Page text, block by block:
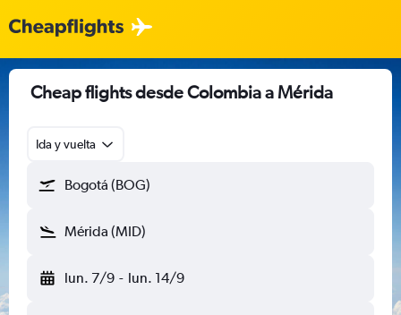
Cheap flights desde Colombia a Mérida
Ida y vuelta
Bogotá (BOG)
Mérida (MID)
lun. 7/9 - lun. 14/9